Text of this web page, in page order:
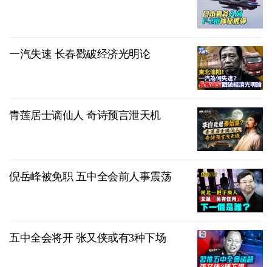
一汽失速 长春戳破经济光明论
青莲居士谪仙人 奇诗预言泄天机
倪岳峰被免职 五中全会前人事震荡
五中全会将开 张又侠或有3种下场